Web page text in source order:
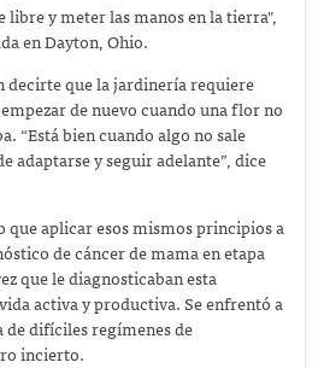
libre y meter las manos en la tierra",
en Dayton, Ohio.
decirte que la jardinería requiere
de nuevo cuando una flor no
“Está bien cuando algo no sale
adaptarse y seguir adelante”, dice
que aplicar esos mismos principios a
de cáncer de mama en etapa
que le diagnosticaban esta
activa y productiva. Se enfrentó a
difíciles regímenes de
incierto.